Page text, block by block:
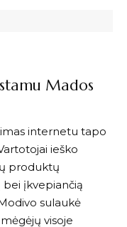
Mados
internetu tapo
ieško
produktų
bei įkvepiančią
sulaukė
visoje